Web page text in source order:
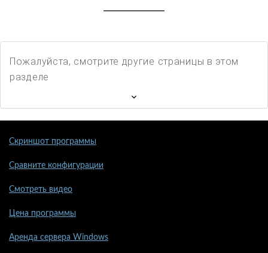
Пожалуйста, смотрите другие страницы в этом
разделе
Скриншот программы
Сравните конфигурации
Смотреть видео
Цена программы
Аренда сервера Windows